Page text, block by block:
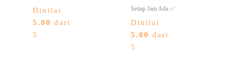
Dinilai
5.00 dari
5
Setiap Jam Ada ✅
Dinilai
5.00 dari
5